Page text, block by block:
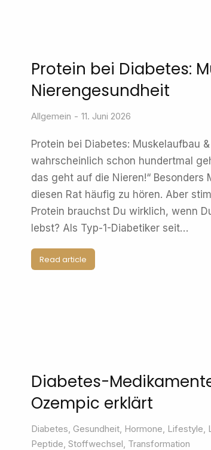
Protein bei Diabetes:
Nierengesundheit
Allgemein 11. Juni 2026
Protein bei Diabetes: Muskelaufbau
wahrscheinlich schon hundertmal
das geht auf die Nieren!“
diesen Rat häufig zu hören. Aber
Protein brauchst Du wirklich, wenn
lebst? Als Typ-1-Diabetiker seit…
Read article
Diabetes-
Ozempic erklärt
Diabetes, Gesundheit, Hormone, Lifestyle,
Peptide, Stoffwechsel, Transformation